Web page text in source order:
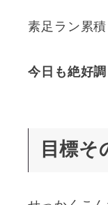
素足ラン累
今日も絶好調
目標そ